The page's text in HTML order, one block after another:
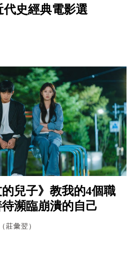
代史經典電影選
兒子》教我的4個職
瀕臨崩潰的自己
莊彙翌）